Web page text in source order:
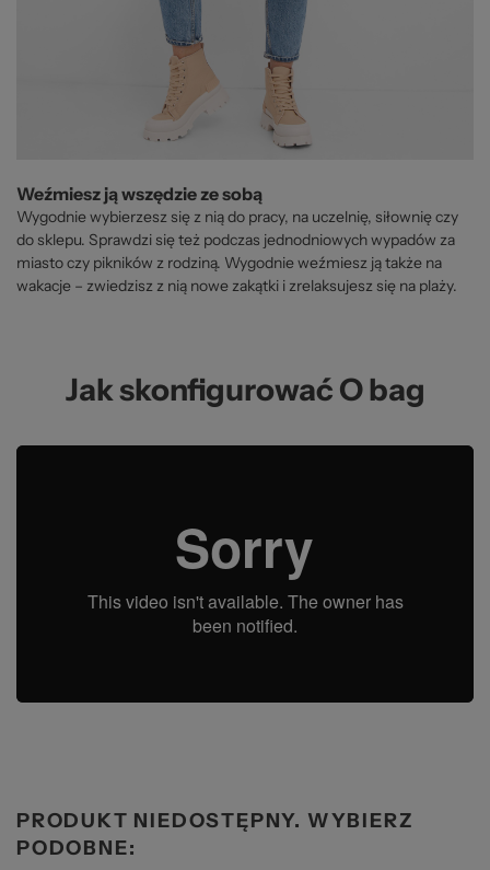
Weźmiesz ją wszędzie ze sobą
Wygodnie wybierzesz się z nią do pracy, na uczelnię, siłownię czy
do sklepu. Sprawdzi się też podczas jednodniowych wypadów za
miasto czy pikników z rodziną. Wygodnie weźmiesz ją także na
wakacje – zwiedzisz z nią nowe zakątki i zrelaksujesz się na plaży.
Jak skonfigurować O bag
PRODUKT NIEDOSTĘPNY. WYBIERZ
PODOBNE: